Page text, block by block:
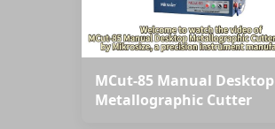
MCut-85 Manual Desktop
Metallographic Cutter